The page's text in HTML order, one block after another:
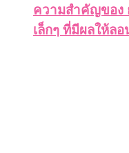
ความสำคัญของ
เล็กๆ ที่มีผลให้ล